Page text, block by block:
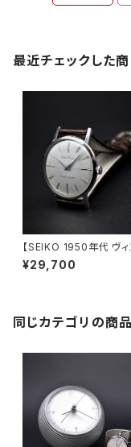
最近チェックした
【SEIKO 1950年代 ヴィ
ジ】 SEIKO Cronos（
ー クロノス） 手巻三
¥29,700
同じカテゴリの商品